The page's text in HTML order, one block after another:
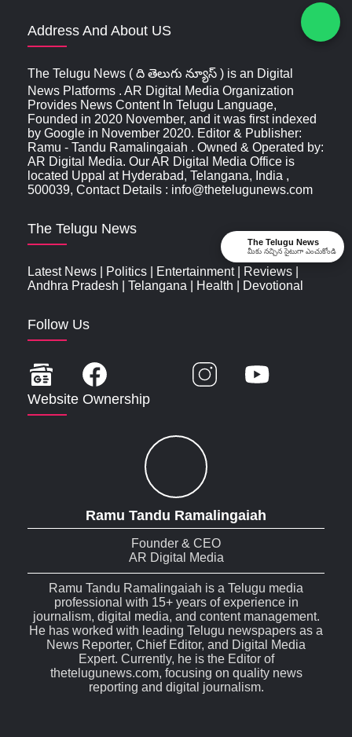
Address And About US
The Telugu News ( ది తెలుగు న్యూస్‌ ) is an Digital
News Platforms . AR Digital Media Organization
Provides News Content In Telugu Language,
Founded in 2020 November, and it was first indexed
by Google in November 2020. Editor & Publisher:
Ramu - Tandu Ramalingaiah . Owned & Operated by:
AR Digital Media. Our AR Digital Media Office is
located Uppal at Hyderabad, Telangana, India ,
500039, Contact Details : info@thetelugunews.com
The Telugu News
Latest News Politics Entertainment| Reviews
Andhra Pradesh
Telangana Health Devotional
Follow Us
Website Ownership
Ramu Tandu Ramalingaiah
Founder & CEO
AR Digital Media
Ramu Tandu Ramalingaiah is a Telugu media
professional with 15+ years of experience in
journalism, digital media, and content management.
He has worked with leading Telugu newspapers as a
News Reporter, Chief Editor, and Digital Media
Expert. Currently, he is the Editor of
thetelugunews.com, focusing on quality news
reporting and digital journalism.
The Telugu News
మీకు నచ్చిన సైటుగా ఎంచుకోండి